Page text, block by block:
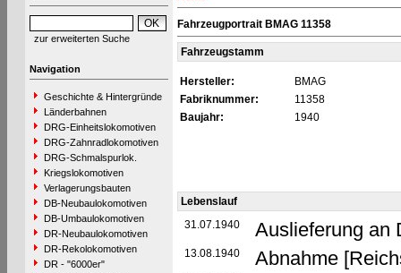
zur erweiterten Suche
Navigation
Geschichte & Hintergründe
Länderbahnen
DRG-Einheitslokomotiven
DRG-Zahnradlokomotiven
DRG-Schmalspurlok.
Kriegslokomotiven
Verlagerungsbauten
DB-Neubaulokomotiven
DB-Umbaulokomotiven
DR-Neubaulokomotiven
DR-Rekolokomotiven
DR - "6000er"
Fahrzeugportrait BMAG 11358
Fahrzeugstamm
Hersteller:
BMAG
Fabriknummer:
11358
Baujahr:
1940
Lebenslauf
31.07.1940
Auslieferung an
13.08.1940 Abnahme